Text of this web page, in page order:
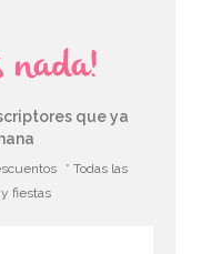
nada!
que ya
* Todas las
fiestas